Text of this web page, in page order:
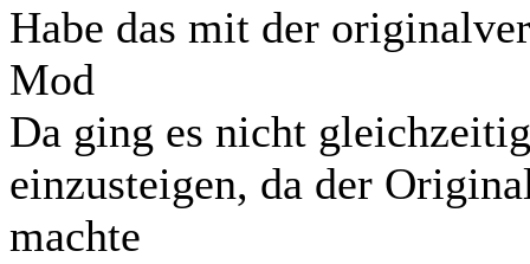
Habe das mit der
Mod
Da ging es nicht gleichzeitig
einzusteigen, da der
machte